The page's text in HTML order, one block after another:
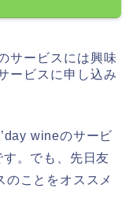
サービスには興味
ービスに申し込み
wineのサービ
。でも、先日友
のことをオススメ